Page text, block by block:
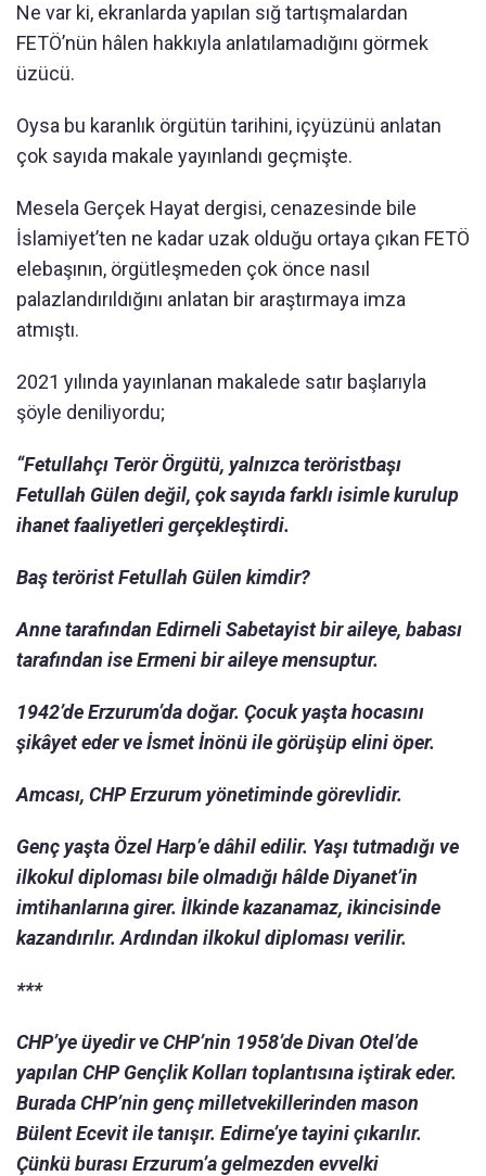
Ne var ki, ekranlarda yapılan sığ tartışmalardan
FETÖ’nün hâlen hakkıyla anlatılamadığını görmek
üzücü.
Oysa bu karanlık örgütün tarihini, içyüzünü anlatan
çok sayıda makale yayınlandı geçmişte.
Mesela Gerçek Hayat dergisi, cenazesinde bile
İslamiyet’ten ne kadar uzak olduğu ortaya çıkan FETÖ
elebaşının, örgütleşmeden çok önce nasıl
palazlandırıldığını anlatan bir araştırmaya imza
atmıştı.
2021 yılında yayınlanan makalede satır başlarıyla
şöyle deniliyordu;
“Fetullahçı Terör Örgütü, yalnızca teröristbaşı
Fetullah Gülen değil, çok sayıda farklı isimle kurulup
ihanet faaliyetleri gerçekleştirdi.
Baş terörist Fetullah Gülen kimdir?
Anne tarafından Edirneli Sabetayist bir aileye, babası
tarafından ise Ermeni bir aileye mensuptur.
1942’de Erzurum’da doğar. Çocuk yaşta hocasını
şikâyet eder ve İsmet İnönü ile görüşüp elini öper.
Amcası, CHP Erzurum yönetiminde görevlidir.
Genç yaşta Özel Harp’e dâhil edilir. Yaşı tutmadığı ve
ilkokul diploması bile olmadığı hâlde Diyanet’in
imtihanlarına girer. İlkinde kazanamaz, ikincisinde
kazandırılır. Ardından ilkokul diploması verilir.
***
CHP’ye üyedir ve CHP’nin 1958’de Divan Otel’de
yapılan CHP Gençlik Kolları toplantısına iştirak eder.
Burada CHP’nin genç milletvekillerinden mason
Bülent Ecevit ile tanışır. Edirne’ye tayini çıkarılır.
Çünkü burası Erzurum’a gelmezden evvelki